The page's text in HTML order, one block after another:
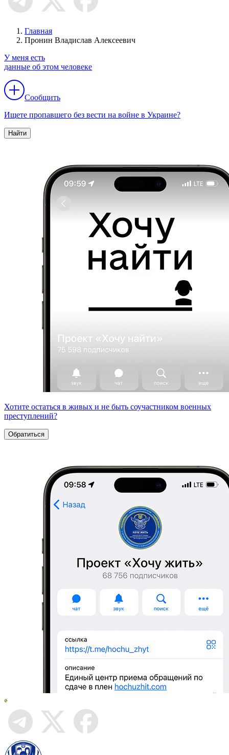
Главная
Пронин Владислав Алексеевич
У меня есть
данные об этом человеке
Сообщить
Ищете пропавшего без вести на войне в Украине?
Найти
Хотите остаться в живых и не быть соучастником военных
преступлений?
Обратиться